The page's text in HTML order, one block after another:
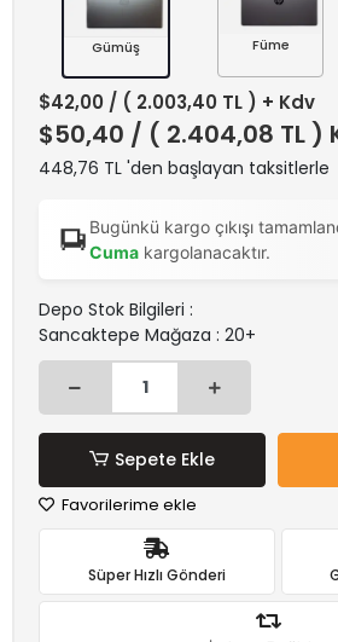
Gümüş Füme
$42,00 / ( 2.003,40 TL ) + Kdv
$50,40 / ( 2.404,08 TL )
448,76 TL 'den başlayan taksitlerle
Bugünkü kargo çıkışı
Cumakargolanacaktır.
Depo Stok Bilgileri :
Sancaktepe Mağaza : 20+
Sepete Ekle
Favorilerime ekle
Süper Hızlı Gönderi